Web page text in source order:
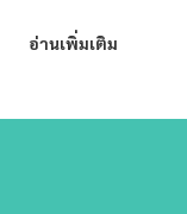
อ่านเพิ่มเติม